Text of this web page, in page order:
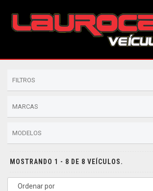
FILTROS
MARCAS
MODELOS
MOSTRANDO 1 - 8 DE 8 VEÍCULOS.
Ordenar por